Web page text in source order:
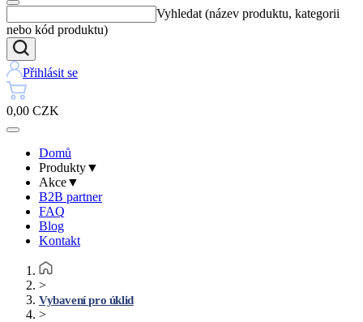
Vyhledat (název produktu, kategorii
nebo kód produktu)
Přihlásit se
0,00 CZK
Domů
Produkty▼
Akce▼
B2B partner
FAQ
Blog
Kontakt
>
Vybavení pro úklid
>